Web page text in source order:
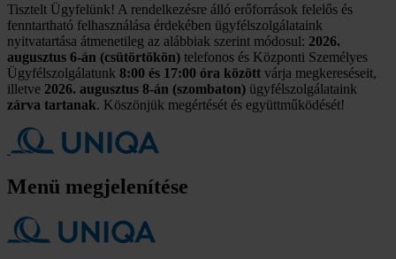
Tisztelt Ügyfelünk! A rendelkezésre álló erőforrások felelős és
fenntartható felhasználása érdekében ügyfélszolgálataink
nyitvatartása átmenetileg az alábbiak szerint módosul: 2026.
augusztus 6-án (csütörtökön) telefonos és Központi Személyes
Ügyfélszolgálatunk 8:00 és 17:00 óra között várja megkereséseit,
illetve 2026. augusztus 8-án (szombaton) ügyfélszolgálataink
zárva tartanak. Köszönjük megértését és együttműködését!
Menü megjelenítése